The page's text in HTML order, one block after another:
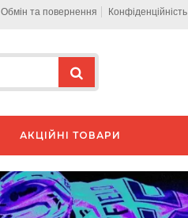
Обмін та повернення Конфіденційність
АКЦІЙНІ ТОВАРИ